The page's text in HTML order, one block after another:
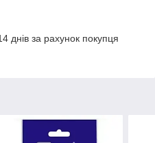
днів за рахунок покупця